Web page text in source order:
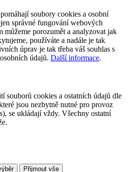
soubory cookies a osobní
správné fungování webových
můžeme porozumět a analyzovat jak
používáte a nadále je tak
úprav je tak třeba váš souhlas s
údajů. Další informace.
souborů cookies a ostatních údajů dle
jsou nezbytně nutné pro provoz
se ukládají vždy. Všechny ostatní
Přijmout vše